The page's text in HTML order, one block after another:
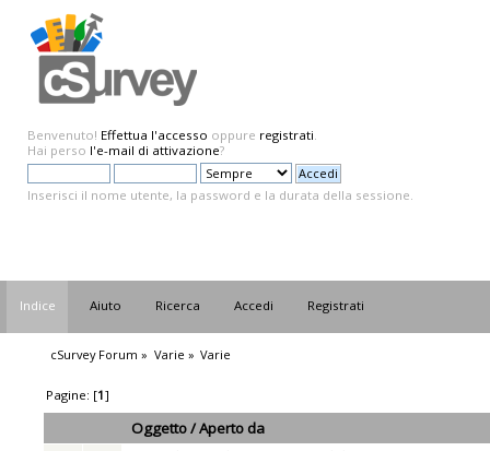
Benvenuto! Effettua l'accesso oppure registrati.
Hai perso l'e-mail di attivazione?
Inserisci il nome utente, la password e la durata della sessione.
Indice Aiuto Ricerca Accedi Registrati
cSurvey Forum » Varie » Varie
Pagine: [1]
Oggetto/Aperto da